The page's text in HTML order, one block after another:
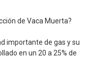
de Vaca Muerta?
importante de gas y su
en un 20 a 25% de